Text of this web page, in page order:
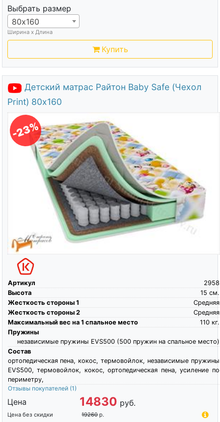
Выбрать размер
80х160
Ширина х Длина
Купить
Детский матрас Райтон Baby Safe (Чехол
Print) 80х160
-23%
Артикул
2958
Высота
см.
15
Жесткость стороны 1
Средняя
Жесткость стороны 2
Средняя
Максимальный вес на 1 спальное место
кг.
110
Пружины
независимые пружины EVS500 (500 пружин на спальное место)
Состав
ортопедическая пена, кокос, термовойлок, независимые пружины
EVS500, термовойлок, кокос, ортопедическая пена, усиление по
периметру,
Отзывы покупателей (1)
Цена 14830 руб.
Цена без скидки 19260 р.